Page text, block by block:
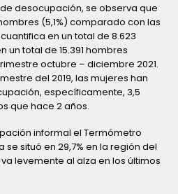
desocupación, se observa que
(5,1%) comparado con las
en un total de 8.623
total de 15.391 hombres
octubre – diciembre 2021.
del 2019, las mujeres han
específicamente, 3,5
que hace 2 años.
informal el Termómetro
situó en 29,7% en la región del
levemente al alza en los últimos